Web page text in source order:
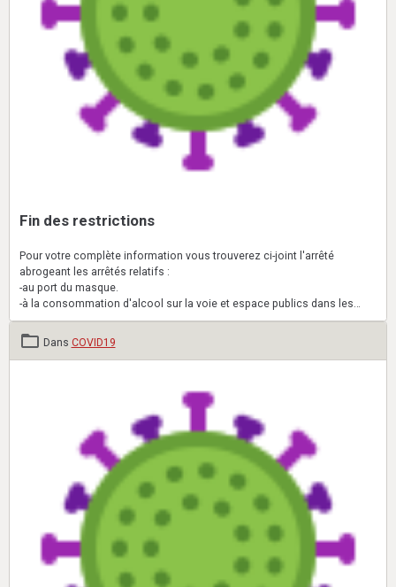
Fin des restrictions
Pour votre complète information vous trouverez ci-joint l'arrêté
abrogeant les arrêtés relatifs :
-au port du masque.
-à la consommation d'alcool sur la voie et espace publics dans les
communes de plus de 10 000 habitants (et Longeville-lès-Metz).
Dans COVID19